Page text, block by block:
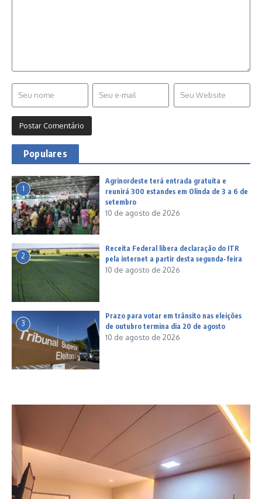
Populares
1
Agrinordeste terá entrada gratuita e
reunirá 300 estandes em Olinda de 3 a 6 de
setembro
10 de agosto de 2026
2
Receita Federal libera declaração do ITR
pela internet a partir desta segunda-feira
10 de agosto de 2026
3
Prazo para votar em trânsito nas eleições
de outubro termina dia 20 de agosto
10 de agosto de 2026